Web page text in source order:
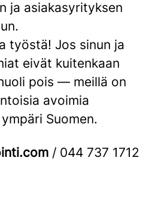
ja asiakasyrityksen
työstä! Jos sinun ja
eivät kuitenkaan
pois — meillä on
avoimia
Suomen.
/ 044 737 1712